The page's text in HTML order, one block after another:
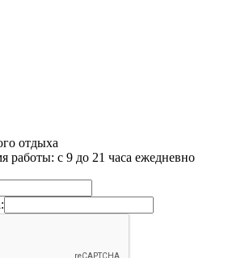
отдыха
работы: с 9 до 21 часа ежедневно